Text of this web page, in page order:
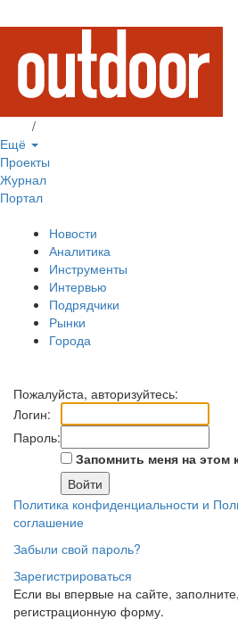
/
Ещё
Проекты
Журнал
Портал
Новости
Аналитика
Инструменты
Интервью
Подрядчики
Рынки
Города
Пожалуйста, авторизуйтесь:
Логин:
Пароль:
Запомнить меня на этом
Политика конфиденциальности и
соглашение
Забыли свой пароль?
Зарегистрироваться
Если вы впервые на сайте,
регистрационную форму.